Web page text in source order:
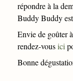
répondre à la
Buddy Buddy
Envie de goûter
rendez-vousici
Bonne